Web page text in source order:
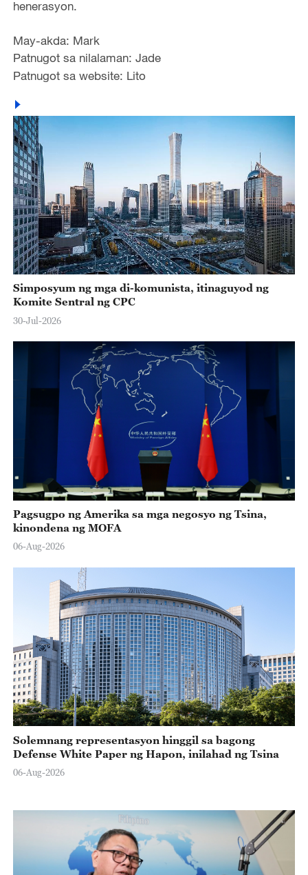
henerasyon.
May-akda: Mark
Patnugot sa nilalaman: Jade
Patnugot sa website: Lito
Simposyum ng mga di-komunista, itinaguyod ng
Komite Sentral ng CPC
30-Jul-2026
Pagsugpo ng Amerika sa mga negosyo ng Tsina,
kinondena ng MOFA
06-Aug-2026
Solemnang representasyon hinggil sa bagong
Defense White Paper ng Hapon, inilahad ng Tsina
06-Aug-2026